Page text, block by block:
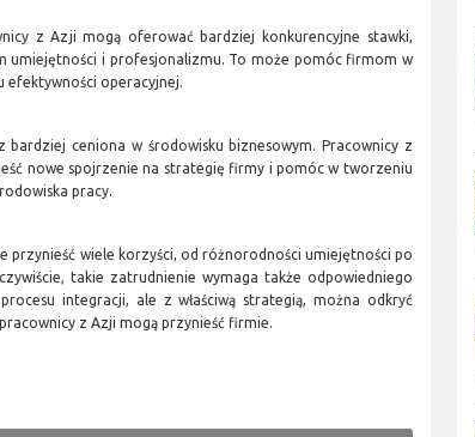
z Azji mogą oferować bardziej konkurencyjne stawki,
umiejętności i profesjonalizmu. To może pomóc firmom w
efektywności operacyjnej.
ceniona w środowisku biznesowym. Pracownicy z
nowe spojrzenie na strategię firmy i pomóc w tworzeniu
pracy.
przynieść wiele korzyści, od różnorodności umiejętności po
takie zatrudnienie wymaga także odpowiedniego
integracji, ale z właściwą strategią, można odkryć
z Azji mogą przynieść firmie.